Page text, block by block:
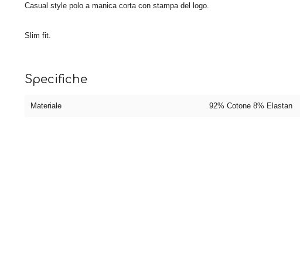
Casual style polo a manica corta con stampa del logo.
Slim fit.
Specifiche
Materiale 92% Cotone 8% Elastan